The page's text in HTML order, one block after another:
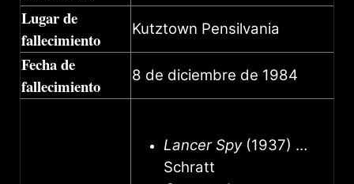
Lugar de
fallecimiento
Kutztown Pensilvania
Fecha de
fallecimiento
8 de diciembre de 1984
Lancer Spy(1937) …
Schratt